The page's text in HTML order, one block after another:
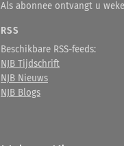
Als abonnee ontvangt u
RSS
Beschikbare RSS-feeds:
NJB Tijdschrift
NJB Nieuws
NJB Blogs